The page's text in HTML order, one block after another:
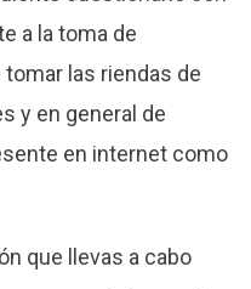
a la toma de
las riendas de
y en general de
en internet como
que llevas a cabo